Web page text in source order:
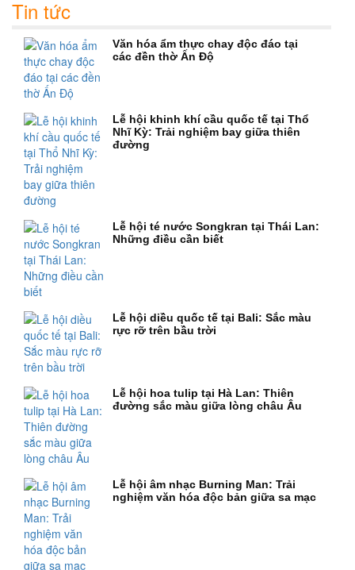
Tin tức
Văn hóa ẩm thực chay độc đáo tại
các đền thờ Ấn Độ
Lễ hội khinh khí cầu quốc tế tại Thổ
Nhĩ Kỳ: Trải nghiệm bay giữa thiên
đường
Lễ hội té nước Songkran tại Thái Lan:
Những điều cần biết
Lễ hội diều quốc tế tại Bali: Sắc màu
rực rỡ trên bầu trời
Lễ hội hoa tulip tại Hà Lan: Thiên
đường sắc màu giữa lòng châu Âu
Lễ hội âm nhạc Burning Man: Trải
nghiệm văn hóa độc bản giữa sa mạc